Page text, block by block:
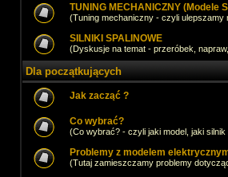
TUNING MECHANICZNY (Modele
(Tuning mechaniczny - czyli ulepszamy
SILNIKI SPALINOWE
(Dyskusje na temat - przeróbek,
Dla początkujących
Jak zacząć ?
Co wybrać?
(Co wybrać? - czyli jaki model, jaki
Problemy z modelem
(Tutaj zamieszczamy problemy